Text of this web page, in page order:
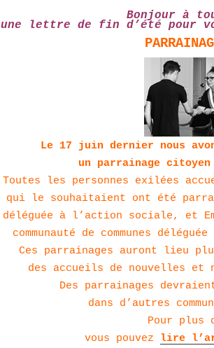
Bonjour à
une lettre de fin d’été pour
Le 17 juin dernier nous
un parrainage
Toutes les personnes exilées
qui le souhaitaient ont été
déléguée à l’action sociale, et
communauté de communes
Ces parrainages auront lieu
des accueils de nouvelles et
Des parrainages
dans d’autres
Pour plus
vous pouvez lire